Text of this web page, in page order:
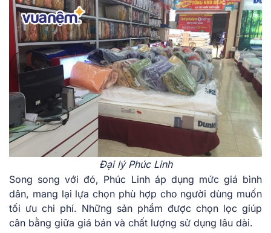
Đại lý Phúc Linh
Song song với đó, Phúc Linh áp dụng mức giá bình
dân, mang lại lựa chọn phù hợp cho người dùng muốn
tối ưu chi phí. Những sản phẩm được chọn lọc giúp
cân bằng giữa giá bán và chất lượng sử dụng lâu dài.